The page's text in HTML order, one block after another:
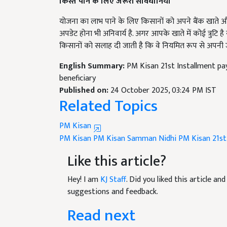
योजना का लाभ पाने के लिए किसानों को अपने बैंक खाते
अपडेट होना भी अनिवार्य है. अगर आपके खाते में कोई
किसानों को सलाह दी जाती है कि वे नियमित रूप से
English Summary:PM Kisan 21st Installment
beneficiary
Published on:24 October 2025, 03:24 PM IST
Related Topics
PM Kisan
PM KisanPM Kisan Samman NidhiPM Kisan
Like this article?
Hey! I amKJ Staff. Did you liked this article
suggestions and feedback.
Read next